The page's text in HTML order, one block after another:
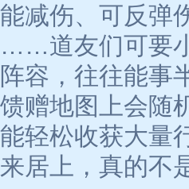
减伤、可反弹
道友们可要
容，往往能事
赠地图上会随
轻松收获大量
居上，真的不